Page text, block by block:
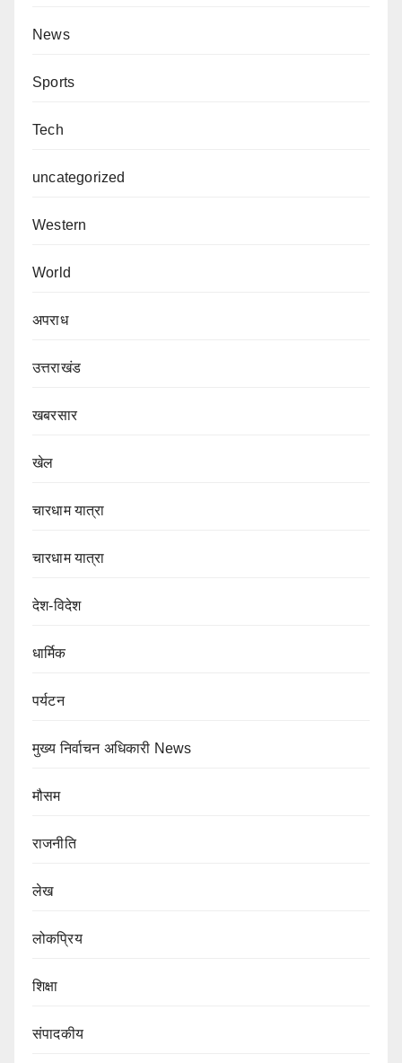
News
Sports
Tech
uncategorized
Western
World
अपराध
उत्तराखंड
खबरसार
खेल
चारधाम यात्रा
चारधाम यात्रा
देश-विदेश
धार्मिक
पर्यटन
मुख्य निर्वाचन अधिकारी News
मौसम
राजनीति
लेख
लोकप्रिय
शिक्षा
संपादकीय